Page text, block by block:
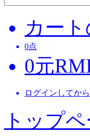
カート
0点
0元
ログインしてか
トップ